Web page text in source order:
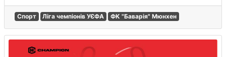
Спорт Ліга чемпіонів УЄФА ФК "Баварія" Мюнхен